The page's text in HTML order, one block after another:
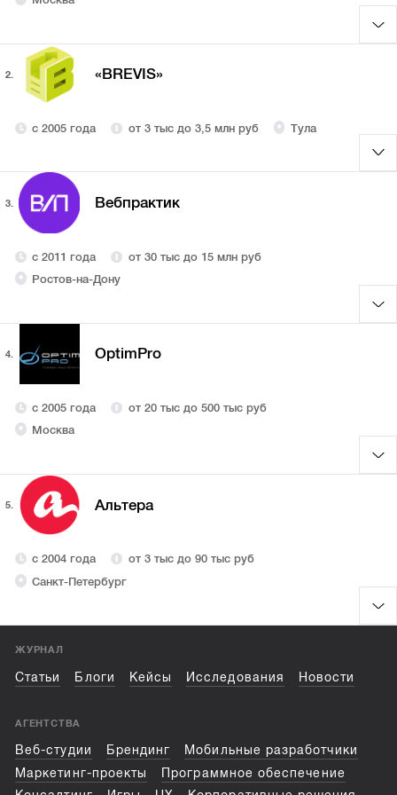
2. «BREVIS»
с 2005 года от 3 тыс до 3,5 млн руб Тула
3. Вебпрактик
с 2011 года
от 30 тыс до 15 млн руб
Ростов-на-Дону
4. OptimPro
с 2005 года
от 20 тыс до 500 тыс руб
Москва
5. Альтера
с 2004 года
от 3 тыс до 90 тыс руб
Санкт-Петербург
ЖУРНАЛ
Статьи Блоги Кейсы Исследования Новости
АГЕНТСТВА
Веб-студии Брендинг
Мобильные разработчики
Маркетинг-проекты
Программное обеспечение